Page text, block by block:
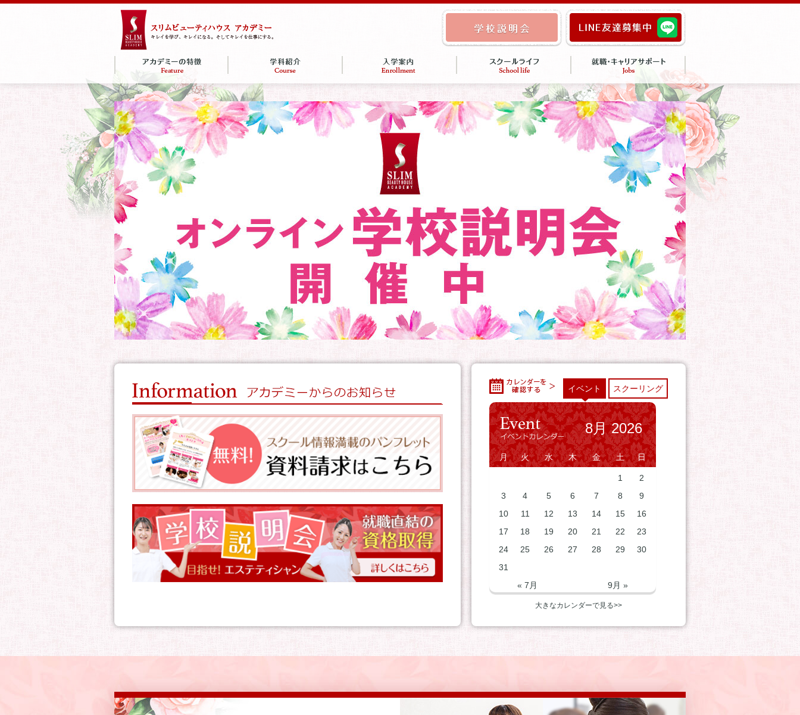
スリムビューティハウスアカ
デミーの特徴
東洋美容について
資格について
エステティックについて カスタマイズ基礎科
エステティシャン基礎科
通信教育コース
ボディ認定エステティシャン
コース
フェイシャル認定エステティ
シャンコース
オリエンタルエステティシャ
ンコース
学生プロファイル 就職実績
就職サポート
卒業生の声
イベント スクーリング
8月 2026
月 火 水 木 金 土 日
1
2
3
4 5 6 7 8
9
10
11 12 13 14 15
16
17
18 19 20 21 22
23
24
25 26 27 28 29
30
31
« 7月
9月 »
大きなカレンダーで見る>>